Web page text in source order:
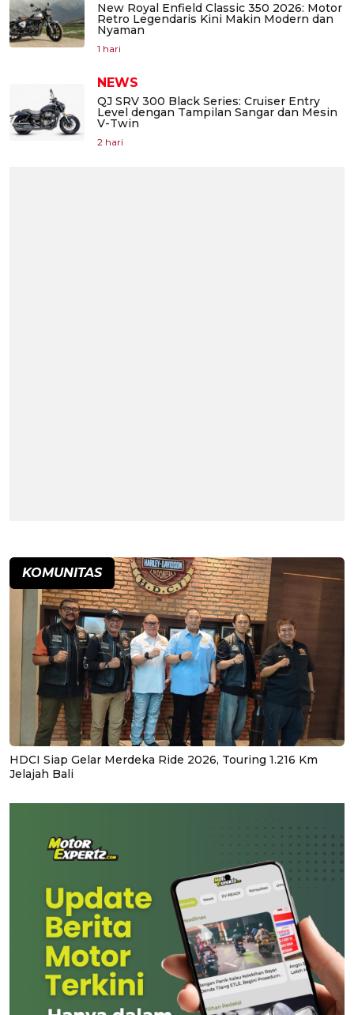
New Royal Enfield Classic 350 2026: Motor
Retro Legendaris Kini Makin Modern dan
Nyaman
1 hari
NEWS
QJ SRV 300 Black Series: Cruiser Entry
Level dengan Tampilan Sangar dan Mesin
V-Twin
2 hari
KOMUNITAS
HDCI Siap Gelar Merdeka Ride 2026, Touring 1.216 Km
Jelajah Bali